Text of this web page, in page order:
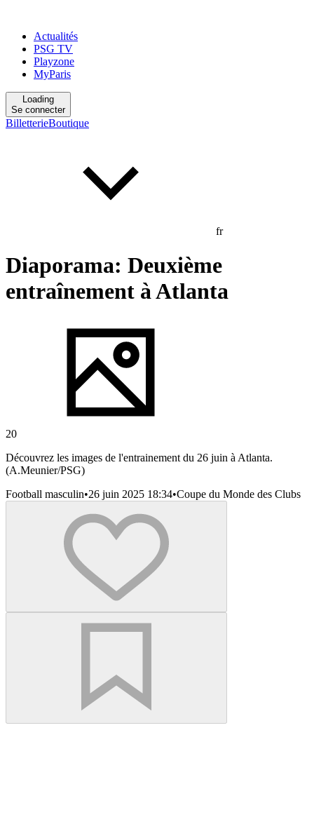
Actualités
PSG TV
Playzone
MyParis
Loading
Se connecter
BilletterieBoutique
fr
Diaporama: Deuxième
entraînement à Atlanta
20
Découvrez les images de l'entrainement du 26 juin à Atlanta.
(A.Meunier/PSG)
Football masculin•26 juin 2025 18:34•Coupe du Monde des Clubs